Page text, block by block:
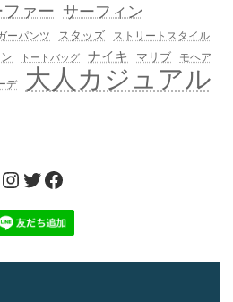
ァー サーフィン
ーパンツ スタッズ ストリートスタイル
トートバッグ ナイキ マリブ モヘア
デ 大人カジュアル
Instagram
Twitter
Facebook